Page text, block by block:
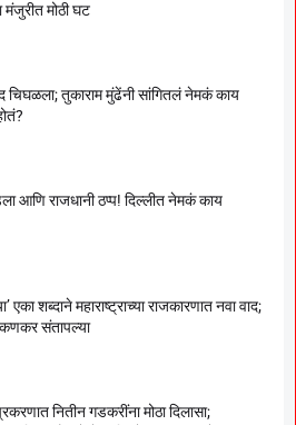
मंजुरीत मोठी घट
चिघळला; तुकाराम मुंढेंनी सांगितलं नेमकं काय
आणि राजधानी ठप्प! दिल्लीत नेमकं काय
एका शब्दाने महाराष्ट्राच्या राजकारणात नवा वाद;
संतापल्या
नितीन गडकरींना मोठा दिलासा;